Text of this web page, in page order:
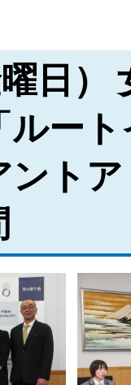
日）
ルー
ト